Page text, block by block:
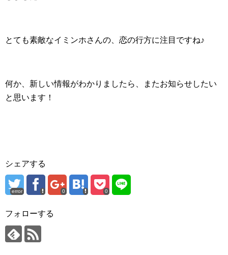
とても素敵なイミンホさんの、恋の行方に注目ですね♪
何か、新しい情報がわかりましたら、またお知らせしたい
と思います！
シェアする
error 0 0
フォローする